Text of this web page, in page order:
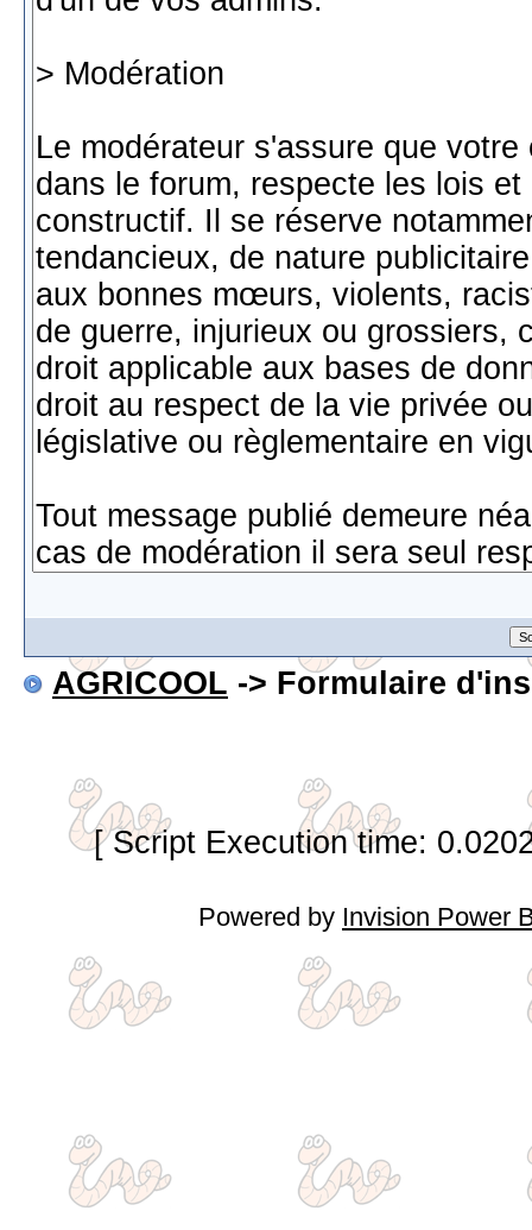
AGRICOOL -> Formulaire
[ Script Execution time:
Powered by Invision Power